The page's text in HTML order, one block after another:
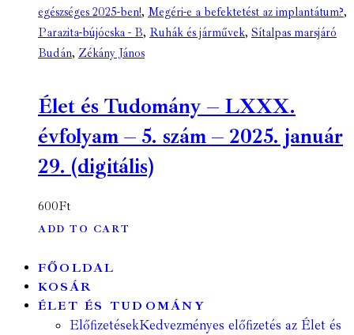
egészséges 2025-ben!, Megéri-e a befektetést az implantátum?,
Parazita-bújócska - B, Ruhák és járművek, Sítalpas marsjáró
Budán, Zékány János
Élet és Tudomány – LXXX.
évfolyam – 5. szám – 2025. január
29. (digitális)
600Ft
ADD TO CART
FŐOLDAL
KOSÁR
ÉLET ÉS TUDOMÁNY
ElőfizetésekKedvezményes előfizetés az Élet és